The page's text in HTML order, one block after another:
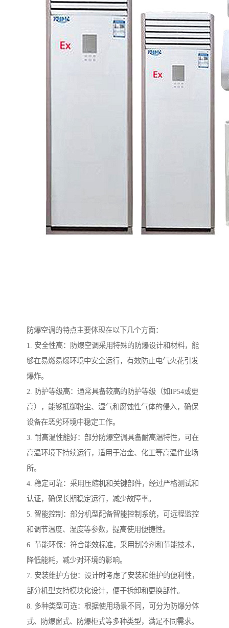
防爆空调的特点主要体现在以下几个方面：
1. 安全性高：防爆空调采用特殊的防爆设计和材料，能
够在易燃易爆环境中安全运行，有效防止电气火花引发
爆炸。
2. 防护等级高：通常具备较高的防护等级（如IP54或更
高），能够抵御粉尘、湿气和腐蚀性气体的侵入，确保
设备在恶劣环境中稳定工作。
3. 耐高温性能好：部分防爆空调具备耐高温特性，可在
高温环境下持续运行，适用于冶金、化工等高温作业场
所。
4. 稳定可靠：采用压缩机和关键部件，经过严格测试和
认证，确保长期稳定运行，减少故障率。
5. 智能控制：部分机型配备智能控制系统，可远程监控
和调节温度、湿度等参数，提高使用便捷性。
6. 节能环保：符合能效标准，采用制冷剂和节能技术，
降低能耗，减少对环境的影响。
7. 安装维护方便：设计时考虑了安装和维护的便利性，
部分机型支持模块化设计，便于拆卸和更换部件。
8. 多种类型可选：根据使用场景不同，可分为防爆分体
式、防爆窗式、防爆柜式等多种类型，满足不同需求。